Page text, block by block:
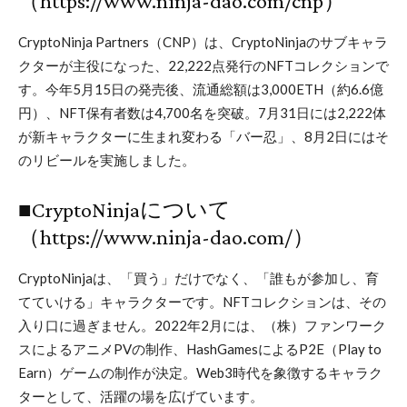
CryptoNinja Partners（CNP）は、CryptoNinjaのサブキャラ
クターが主役になった、22,222点発行のNFTコレクションで
す。今年5月15日の発売後、流通総額は3,000ETH（約6.6億
円）、NFT保有者数は4,700名を突破。7月31日には2,222体
が新キャラクターに生まれ変わる「バー忍」、8月2日にはそ
のリビールを実施しました。
■CryptoNinjaについて
（https://www.ninja-dao.com/）
CryptoNinjaは、「買う」だけでなく、「誰もが参加し、育
てていける」キャラクターです。NFTコレクションは、その
入り口に過ぎません。2022年2月には、（株）ファンワーク
スによるアニメPVの制作、HashGamesによるP2E（Play to
Earn）ゲームの制作が決定。Web3時代を象徴するキャラク
ターとして、活躍の場を広げています。